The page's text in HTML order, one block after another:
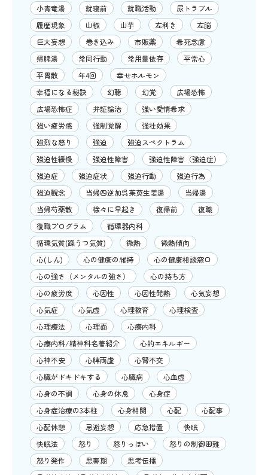
小青竜湯
就寝前 就職活動
尿トラブル
履歴現象
山椒 山芋 左利き
左脳
巨大妄想
巻き込み 市販薬
希死念慮
帰脾湯
常同行動 常用量依存
平常心
平胃散
年4回
幸せホルモン
幸福になる秘訣
幻聴 幻覚
広場恐怖
広場恐怖症
弁証論治
強い愛情希求
強い疲労感
強制覚醒
強壮効果
強烈な怒り
強迫
強迫スペクトラム
強迫性緩慢
強迫性障害
強迫性障害（強迫症）
強迫症
強迫症状 強迫行動
強迫行為
強迫観念
当帰四逆加呉茱萸生姜湯
当帰湯
当帰芍薬散
徐々に早起き 復帰前
復職
復職プログラム
循環器内科
循環気質(躁うつ気質)
微熱
微熱傾向
心(しん)
心の健康の維持
心の健康相談窓口
心の強さ（メンタルの強さ）
心の持ち方
心の疲労度
心因性 心因性発熱
心気妄想
心気症
心気虚 心理教育
心理検査
心理療法
心理面
心療内科
心療内科/精神科名著紹介
心的エネルギー
心神不安
心脾両虚
心腎不交
心臓がドキドキする
心臓病
心血虚
心身の不調
心身の休息
心身症
心身症治療の3本柱
心身相関 心配
心配事
心配休憩
忌避妄想 応急措置
快眠
快眠法
怒り 怒りっぽい
怒りの制御困難
怒り発作
思春期
思考伝播